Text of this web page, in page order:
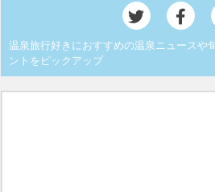
温泉旅行好きにおすすめの温泉ニュースや
ントをピックアップ